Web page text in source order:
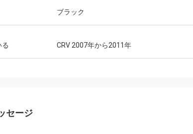
ブラック
る CRV 2007年から2011年
セージ